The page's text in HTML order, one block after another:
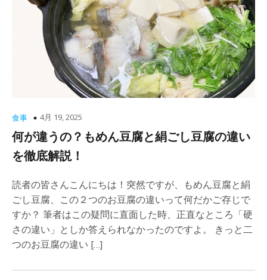
食事 4月 19, 2025
何が違うの？もめん豆腐と絹ごし豆腐の違い
を徹底解説！
読者の皆さんこんにちは！突然ですが、もめん豆腐と絹
ごし豆腐、この２つのお豆腐の違いって何だかご存じで
すか？ 筆者はこの疑問に直面した時、正直なところ「硬
さの違い」としか答えられなかったのですよ。 きっと二
つのお豆腐の違い […]